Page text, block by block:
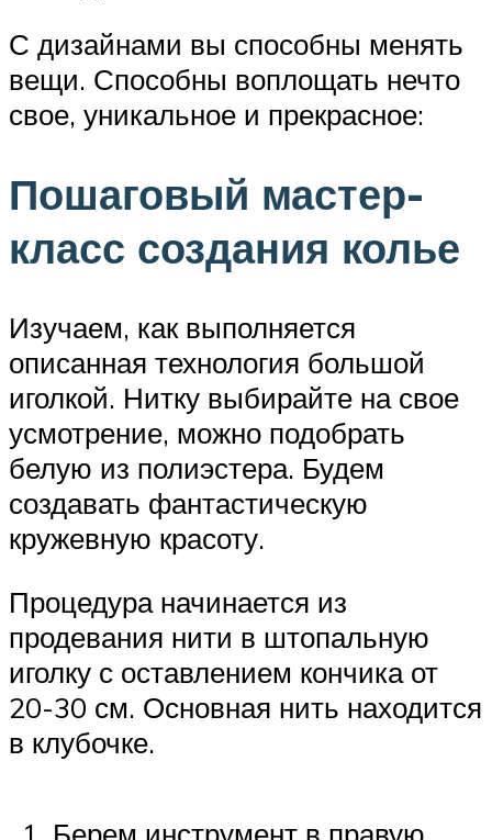
С дизайнами вы способны менять
вещи. Способны воплощать нечто
свое, уникальное и прекрасное:
Пошаговый мастер-
класс создания колье
Изучаем, как выполняется
описанная технология большой
иголкой. Нитку выбирайте на свое
усмотрение, можно подобрать
белую из полиэстера. Будем
создавать фантастическую
кружевную красоту.
Процедура начинается из
продевания нити в штопальную
иголку с оставлением кончика от
20-30 см. Основная нить находится
в клубочке.